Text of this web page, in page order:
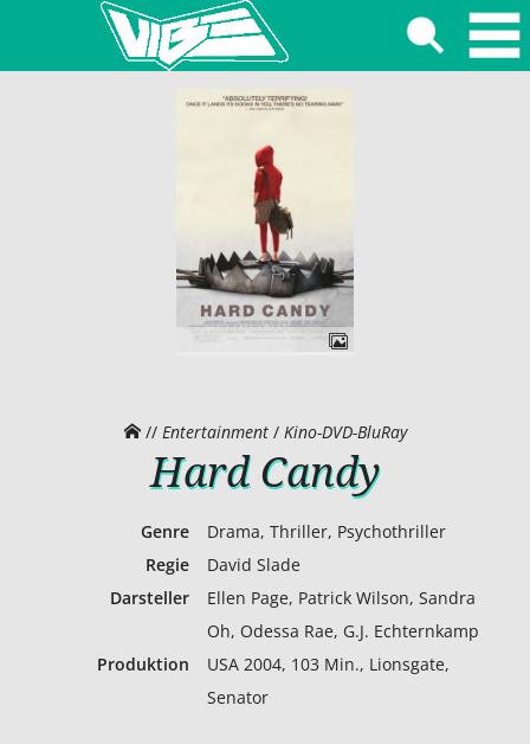
// Entertainment/ Kino-DVD-BluRay
Hard Candy
Genre
Drama, Thriller, Psychothriller
Regie
David Slade
Darsteller
Ellen Page, Patrick Wilson, Sandra
Oh, Odessa Rae, G.J. Echternkamp
Produktion
USA 2004, 103 Min., Lionsgate,
Senator